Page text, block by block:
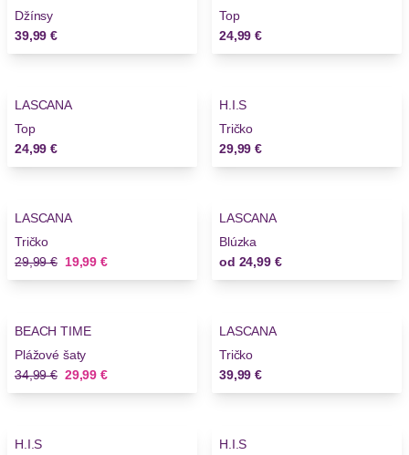
Džínsy
39,99 €
Top
24,99 €
LASCANA
Top
24,99 €
H.I.S
Tričko
29,99 €
LASCANA
Tričko
Stará cena
29,99 € Nová cena
19,99 €
LASCANA
Blúzka
od 24,99 €
BEACH TIME
Plážové šaty
Stará cena
34,99 € Nová cena
29,99 €
LASCANA
Tričko
39,99 €
H.I.S
H.I.S